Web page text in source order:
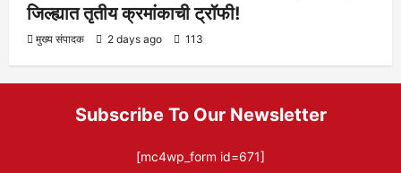
जिल्ह्यात तृतीय क्रमांकाची ट्रॉफी!
मुख्य संपादक 2 days ago 113
Subscribe To Our Newsletter
[mc4wp_form id=671]